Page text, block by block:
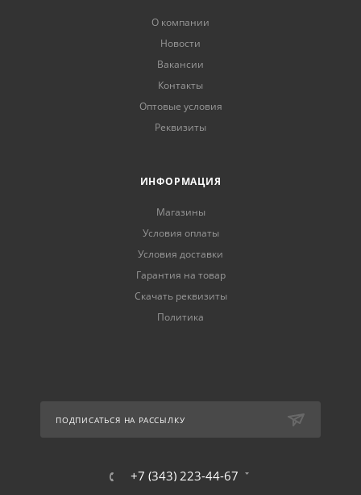
О компании
Новости
Вакансии
Контакты
Оптовые условия
Реквизиты
ИНФОРМАЦИЯ
Магазины
Условия оплаты
Условия доставки
Гарантия на товар
Скачать реквизиты
Политика
ПОДПИСАТЬСЯ НА РАССЫЛКУ
+7 (343) 223-44-67